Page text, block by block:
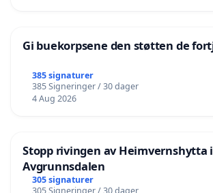
Gi buekorpsene den støtten de
385 signaturer
385 Signeringer / 30 dager
4 Aug 2026
Stopp rivingen av Heimvernshytta i
Avgrunnsdalen
305 signaturer